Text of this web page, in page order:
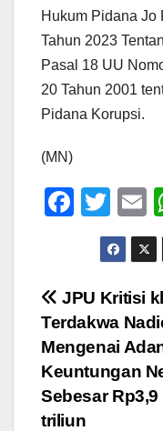
Hukum Pidana Jo
Tahun 2023
Pasal 18 UU
20 Tahun 2001
Pidana Korupsi.
(MN)
F
e
b
o
o
k
T
wi
tt
er
Navigasi
pos
JPU Kritisi
Terdakwa
Mengenai
Keuntungan
Sebesar Rp3,9
triliun